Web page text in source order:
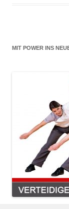
MIT POWER INS